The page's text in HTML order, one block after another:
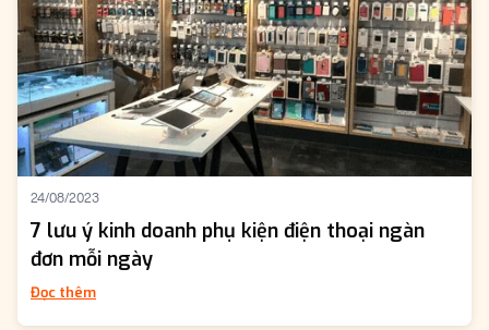
24/08/2023
7 lưu ý kinh doanh phụ kiện điện thoại ngàn
đơn mỗi ngày
Đọc thêm